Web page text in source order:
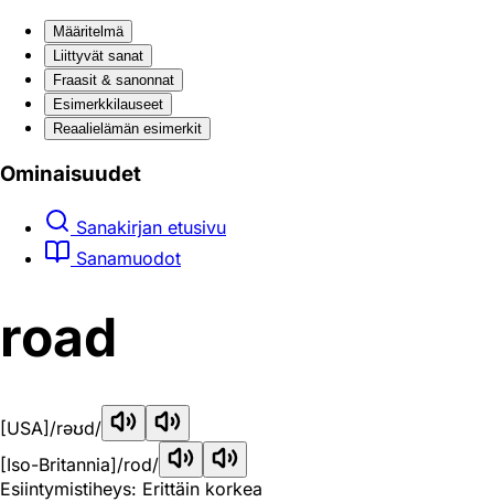
Määritelmä
Liittyvät sanat
Fraasit & sanonnat
Esimerkkilauseet
Reaali­elämän esimerkit
Ominaisuudet
Sanakirjan etusivu
Sanamuodot
road
[USA] /rəʊd/
[Iso-Britannia]/rod/
Esiintymistiheys: Erittäin korkea